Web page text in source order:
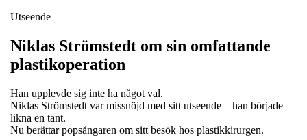
Utseende
Niklas Strömstedt om sin omfattande
plastikoperation
Han upplevde sig inte ha något val.
Niklas Strömstedt var missnöjd med sitt utseende – han började
likna en tant.
Nu berättar popsångaren om sitt besök hos plastikkirurgen.